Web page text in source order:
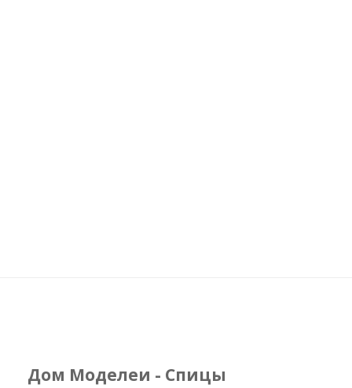
Дом Моделеи - Спицы